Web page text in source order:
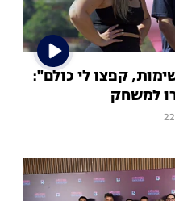
קפצו לי כולם":
למשחק